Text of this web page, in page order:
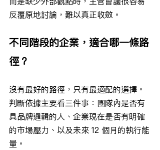
反覆原地討論，難以真正收斂。
不同階段的企業，適合哪一條路
徑？
沒有最好的路徑，只有最適配的選擇。
判斷依據主要看三件事：團隊內是否有
具品牌邏輯的人、企業現在是否有明確
的市場壓力、以及未來 12 個月的執行能
量。